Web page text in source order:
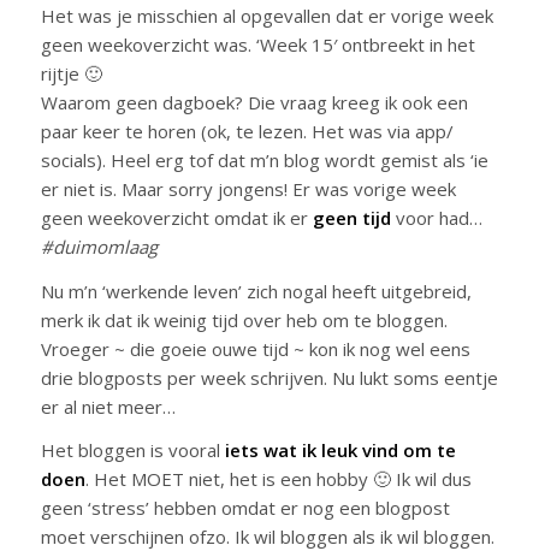
Het was je misschien al opgevallen dat er vorige week
geen weekoverzicht was. ‘Week 15′ ontbreekt in het
rijtje 🙂
Waarom geen dagboek? Die vraag kreeg ik ook een
paar keer te horen (ok, te lezen. Het was via app/
socials). Heel erg tof dat m’n blog wordt gemist als ‘ie
er niet is. Maar sorry jongens! Er was vorige week
geen weekoverzicht omdat ik er geen tijd voor had…
#duimomlaag
Nu m’n ‘werkende leven’ zich nogal heeft uitgebreid,
merk ik dat ik weinig tijd over heb om te bloggen.
Vroeger ~ die goeie ouwe tijd ~ kon ik nog wel eens
drie blogposts per week schrijven. Nu lukt soms eentje
er al niet meer…
Het bloggen is vooral iets wat ik leuk vind om te
doen. Het MOET niet, het is een hobby 🙂 Ik wil dus
geen ‘stress’ hebben omdat er nog een blogpost
moet verschijnen ofzo. Ik wil bloggen als ik wil bloggen.